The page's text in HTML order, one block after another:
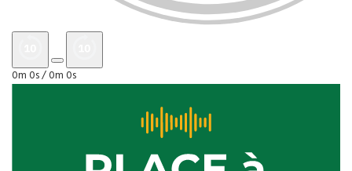
0m 0s /0m 0s